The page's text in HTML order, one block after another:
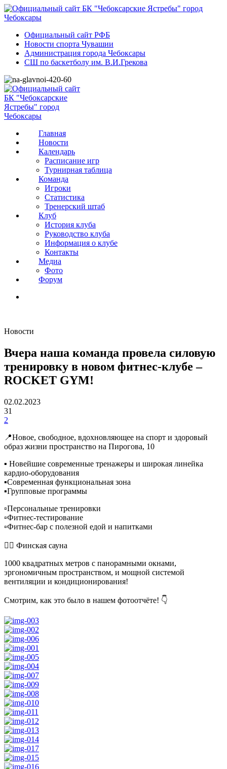
Официальный сайт РФБ
Новости спорта Чувашии
Администрация города Чебоксары
СШ по баскетболу им. В.И.Грекова
Главная
Новости
Календарь
Расписание игр
Турнирная таблица
Команда
Игроки
Статистика
Тренерский штаб
Клуб
История клуба
Руководство клуба
Информация о клубе
Контакты
Медиа
Фото
Форум
Новости
Вчера наша команда провела силовую
тренировку в новом фитнес-клубе –
ROCKET GYM!
02.02.2023
31
2
📍Новое, свободное, вдохновляющее на спорт и здоровый
образ жизни пространство на Пирогова, 10
▪ Новейшие современные тренажеры и широкая линейка
кардио-оборудования
▪Современная функциональная зона
▪Групповые программы
▫Персональные тренировки
▫Фитнес-тестирование
▫Фитнес-бар с полезной едой и напитками
🧖‍♀ Финская сауна
1000 квадратных метров с панорамными окнами,
эргономичным пространством, и мощной системой
вентиляции и кондиционирования!
Смотрим, как это было в нашем фотоотчёте! 👇